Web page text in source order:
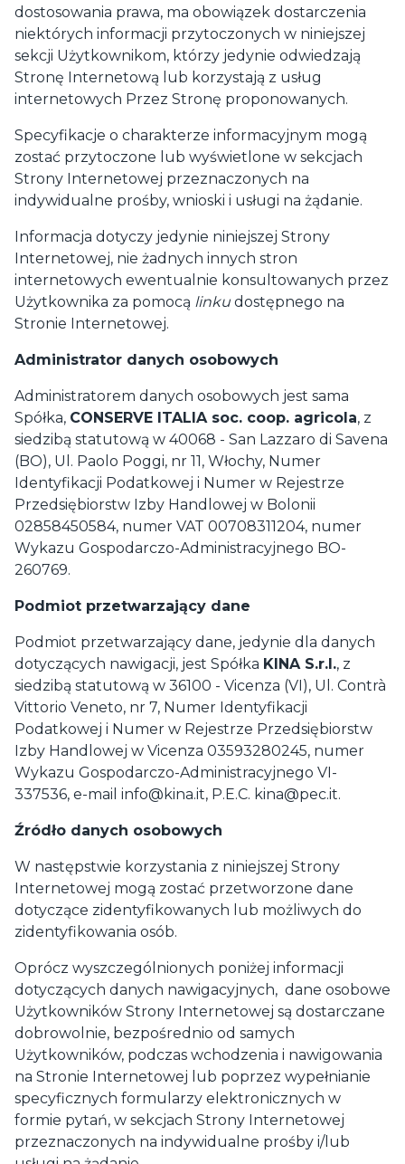
dostosowania prawa, ma obowiązek dostarczenia
niektórych informacji przytoczonych w niniejszej
sekcji Użytkownikom, którzy jedynie odwiedzają
Stronę Internetową lub korzystają z usług
internetowych Przez Stronę proponowanych.
Specyfikacje o charakterze informacyjnym mogą
zostać przytoczone lub wyświetlone w sekcjach
Strony Internetowej przeznaczonych na
indywidualne prośby, wnioski i usługi na żądanie.
Informacja dotyczy jedynie niniejszej Strony
Internetowej, nie żadnych innych stron
internetowych ewentualnie konsultowanych przez
Użytkownika za pomocą linku dostępnego na
Stronie Internetowej.
Administrator danych osobowych
Administratorem danych osobowych jest sama
Spółka, CONSERVE ITALIA soc. coop. agricola, z
siedzibą statutową w 40068 - San Lazzaro di Savena
(BO), Ul. Paolo Poggi, nr 11, Włochy, Numer
Identyfikacji Podatkowej i Numer w Rejestrze
Przedsiębiorstw Izby Handlowej w Bolonii
02858450584, numer VAT 00708311204, numer
Wykazu Gospodarczo-Administracyjnego BO-
260769.
Podmiot przetwarzający dane
Podmiot przetwarzający dane, jedynie dla danych
dotyczących nawigacji, jest Spółka KINA S.r.l., z
siedzibą statutową w 36100 - Vicenza (VI), Ul. Contrà
Vittorio Veneto, nr 7, Numer Identyfikacji
Podatkowej i Numer w Rejestrze Przedsiębiorstw
Izby Handlowej w Vicenza 03593280245, numer
Wykazu Gospodarczo-Administracyjnego VI-
337536, e-mail info@kina.it, P.E.C. kina@pec.it.
Źródło danych osobowych
W następstwie korzystania z niniejszej Strony
Internetowej mogą zostać przetworzone dane
dotyczące zidentyfikowanych lub możliwych do
zidentyfikowania osób.
Oprócz wyszczególnionych poniżej informacji
dotyczących danych nawigacyjnych, dane osobowe
Użytkowników Strony Internetowej są dostarczane
dobrowolnie, bezpośrednio od samych
Użytkowników, podczas wchodzenia i nawigowania
na Stronie Internetowej lub poprzez wypełnianie
specyficznych formularzy elektronicznych w
formie pytań, w sekcjach Strony Internetowej
przeznaczonych na indywidualne prośby i/lub